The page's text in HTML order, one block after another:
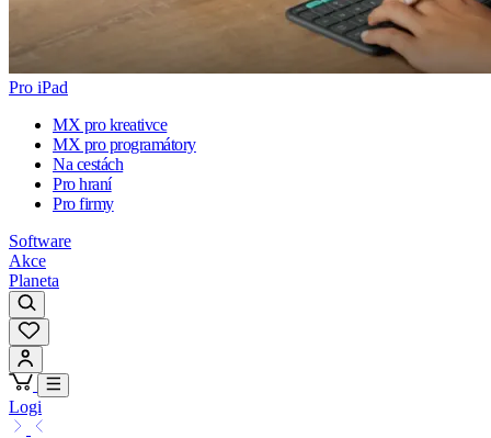
Pro iPad
MX pro kreativce
MX pro programátory
Na cestách
Pro hraní
Pro firmy
Software
Akce
Planeta
Logi